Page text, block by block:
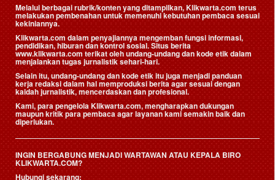
Melalui berbagai rubrik/konten yang ditampilkan, Klikwarta.com terus
melakukan pembenahan untuk memenuhi kebutuhan pembaca sesuai
kekiniannya.
Klikwarta.com dalam penyajiannya mengemban fungsi informasi,
pendidikan, hiburan dan kontrol sosial. Situs berita
www.klikwarta.com terikat oleh undang-undang dan kode etik dalam
menjalankan tugas jurnalistik sehari-hari.
Selain itu, undang-undang dan kode etik itu juga menjadi panduan
kerja redaksi dalam hal memproduksi berita agar sesuai dengan
kaidah jurnalistik, mencerdaskan dan profesional.
Kami, para pengelola Klikwarta.com, mengharapkan dukungan
maupun kritik para pembaca agar layanan kami semakin baik dan
diperlukan.
INGIN BERGABUNG MENJADI WARTAWAN ATAU KEPALA BIRO
KLIKWARTA.COM?
Hubungi sekarang: